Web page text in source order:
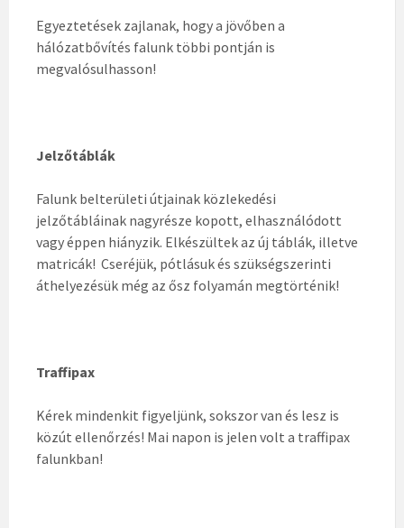
Egyeztetések zajlanak, hogy a jövőben a
hálózatbővítés falunk többi pontján is
megvalósulhasson!
Jelzőtáblák
Falunk belterületi útjainak közlekedési
jelzőtábláinak nagyrésze kopott, elhasználódott
vagy éppen hiányzik. Elkészültek az új táblák, illetve
matricák! Cseréjük, pótlásuk és szükségszerinti
áthelyezésük még az ősz folyamán megtörténik!
Traffipax
Kérek mindenkit figyeljünk, sokszor van és lesz is
közút ellenőrzés! Mai napon is jelen volt a traffipax
falunkban!